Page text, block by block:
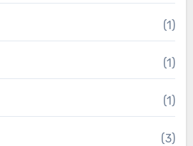
(1)
(1)
(1)
(3)